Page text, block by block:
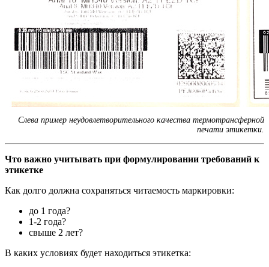
Слева пример неудовлетворительного качества термотрансферной
печати этикетки.
Что важно учитывать при формулировании требований к
этикетке
Как долго должна сохраняться читаемость маркировки:
до 1 года?
1-2 года?
свыше 2 лет?
В каких условиях будет находиться этикетка: